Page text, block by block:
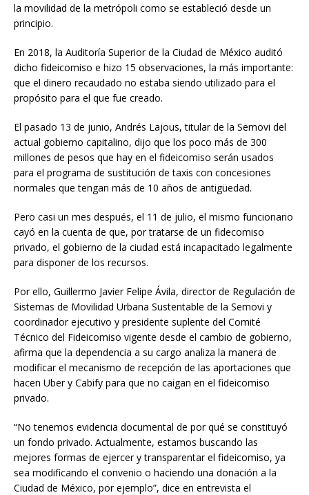
la movilidad de la metrópoli como se estableció desde un
principio.
En 2018, la Auditoría Superior de la Ciudad de México auditó
dicho fideicomiso e hizo 15 observaciones, la más importante:
que el dinero recaudado no estaba siendo utilizado para el
propósito para el que fue creado.
El pasado 13 de junio, Andrés Lajous, titular de la Semovi del
actual gobierno capitalino, dijo que los poco más de 300
millones de pesos que hay en el fideicomiso serán usados
para el programa de sustitución de taxis con concesiones
normales que tengan más de 10 años de antigüedad.
Pero casi un mes después, el 11 de julio, el mismo funcionario
cayó en la cuenta de que, por tratarse de un fidecomiso
privado, el gobierno de la ciudad está incapacitado legalmente
para disponer de los recursos.
Por ello, Guillermo Javier Felipe Ávila, director de Regulación de
Sistemas de Movilidad Urbana Sustentable de la Semovi y
coordinador ejecutivo y presidente suplente del Comité
Técnico del Fideicomiso vigente desde el cambio de gobierno,
afirma que la dependencia a su cargo analiza la manera de
modificar el mecanismo de recepción de las aportaciones que
hacen Uber y Cabify para que no caigan en el fideicomiso
privado.
“No tenemos evidencia documental de por qué se constituyó
un fondo privado. Actualmente, estamos buscando las
mejores formas de ejercer y transparentar el fideicomiso, ya
sea modificando el convenio o haciendo una donación a la
Ciudad de México, por ejemplo”, dice en entrevista el